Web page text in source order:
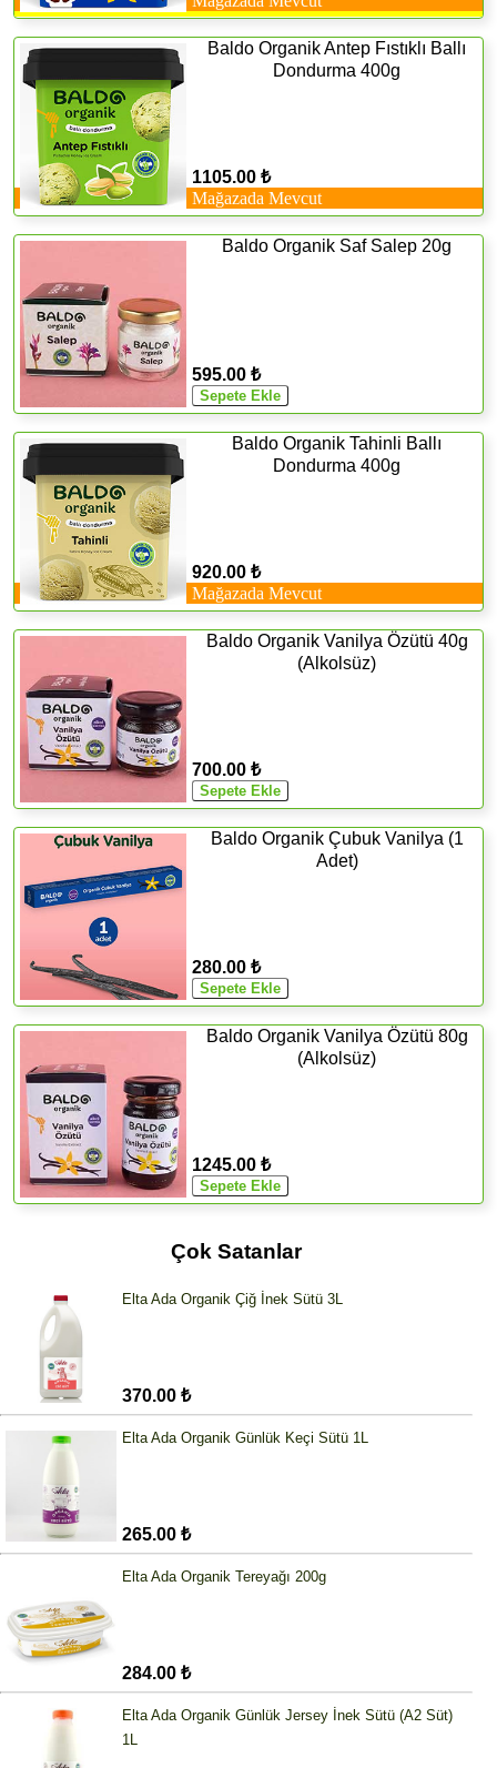
Baldo Organik Antep Fıstıklı Ballı
Dondurma 400g
1105.00 ₺
Mağazada Mevcut
Baldo Organik Saf Salep 20g
595.00 ₺
Baldo Organik Tahinli Ballı
Dondurma 400g
920.00 ₺
Mağazada Mevcut
Baldo Organik Vanilya Özütü 40g
(Alkolsüz)
700.00 ₺
Baldo Organik Çubuk Vanilya (1
Adet)
280.00 ₺
Baldo Organik Vanilya Özütü 80g
(Alkolsüz)
1245.00 ₺
Çok Satanlar
Elta Ada Organik Çiğ İnek Sütü 3L
370.00 ₺
Elta Ada Organik Günlük Keçi Sütü 1L
265.00 ₺
Elta Ada Organik Tereyağı 200g
284.00 ₺
Elta Ada Organik Günlük Jersey İnek Sütü (A2 Süt)
1L